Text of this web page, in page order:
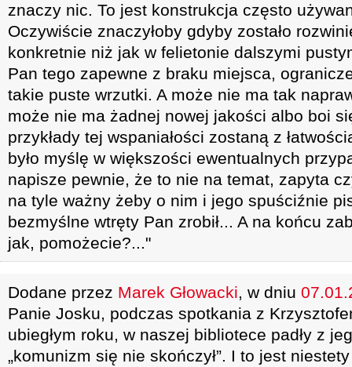
znaczy nic. To jest konstrukcja często
Oczywiście znaczyłoby gdyby zostało
konkretnie niż jak w felietonie dalszymi
Pan tego zapewne z braku miejsca,
takie puste wrzutki. A może nie ma tak
może nie ma żadnej nowej jakości albo boi
przykłady tej wspaniałości zostaną z
było myślę w większości ewentualnych
napisze pewnie, że to nie na temat, zapyta
na tyle ważny żeby o nim i jego spuściźnie
bezmyślne wtręty Pan zrobił... A na końcu
jak, pomożecie?..."
Dodane przez Marek Głowacki, w dniu
Panie Josku, podczas spotkania z
ubiegłym roku, w naszej bibliotece padły z
„komunizm się nie skończył”. I to jest